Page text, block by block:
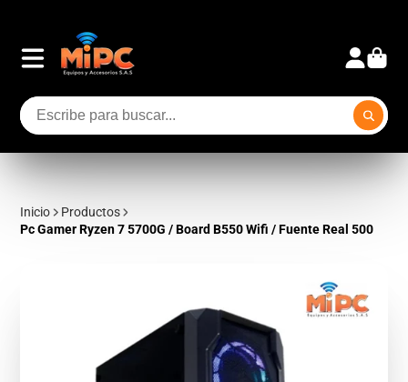
Inicio
Productos
Pc Gamer Ryzen 7 5700G / Board B550 Wifi / Fuente Real 500